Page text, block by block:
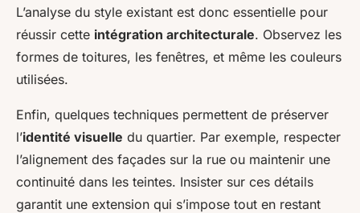
L’analyse du style existant est donc essentielle pour
réussir cette intégration architecturale. Observez les
formes de toitures, les fenêtres, et même les couleurs
utilisées.
Enfin, quelques techniques permettent de préserver
l’identité visuelle du quartier. Par exemple, respecter
l’alignement des façades sur la rue ou maintenir une
continuité dans les teintes. Insister sur ces détails
garantit une extension qui s’impose tout en restant